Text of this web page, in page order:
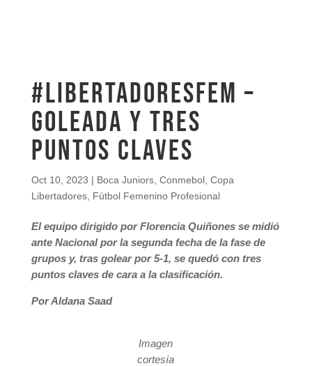
#LibertadoresFEM –
Goleada y tres
puntos claves
Oct 10, 2023 | Boca Juniors, Conmebol, Copa
Libertadores, Fútbol Femenino Profesional
El equipo dirigido por Florencia Quiñones se midió
ante Nacional por la segunda fecha de la fase de
grupos y, tras golear por 5-1, se quedó con tres
puntos claves de cara a la clasificación.
Por Aldana Saad
Imagen
cortesía